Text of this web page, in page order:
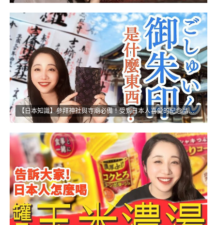
【日本知識】參拜神社與寺廟必備！受到日本人喜愛的紀念品！！